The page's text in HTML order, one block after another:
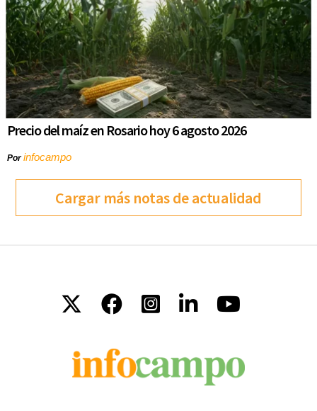
Precio del maíz en Rosario hoy 6 agosto 2026
Porinfocampo
Cargar más notas de actualidad